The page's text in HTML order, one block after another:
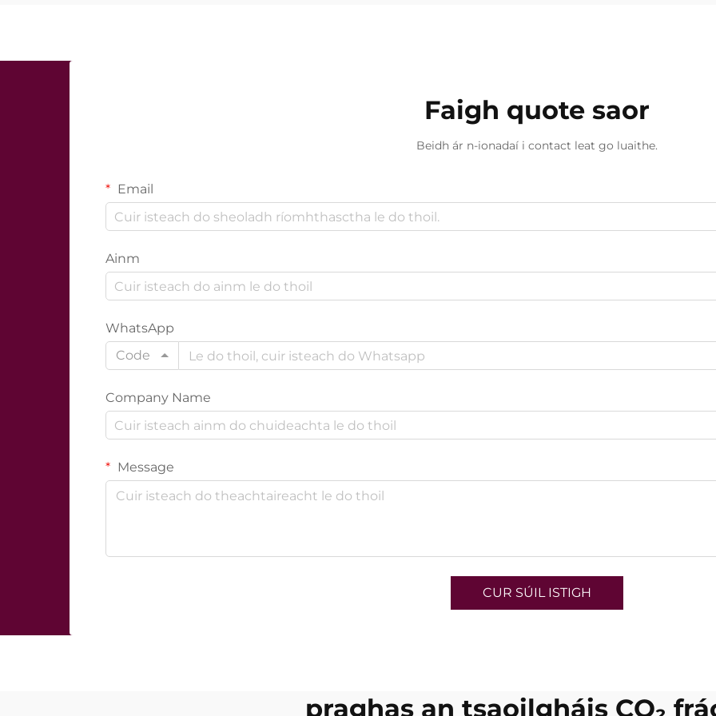
Faigh quote saor
Beidh ár n-ionadaí i contact leat go luaithe.
Email
Ainm
WhatsApp
Code
Company Name
Message
CUR SÚIL ISTIGH
praghas an tsaoilgháis CO₂